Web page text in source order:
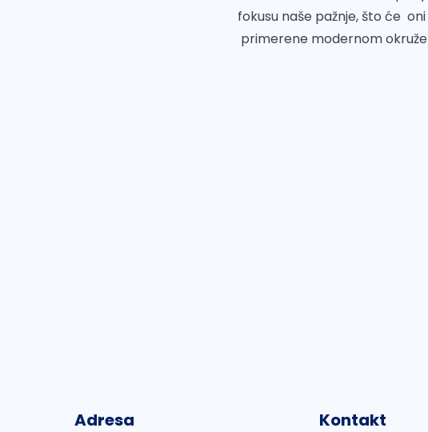
fokusu naše pažnje, što će
primerene modernom
Adresa Kontakt